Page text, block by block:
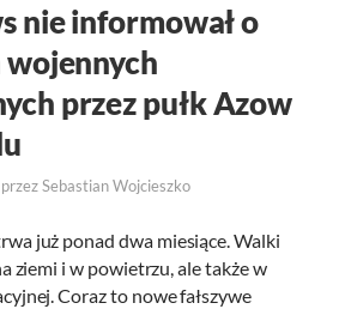
nie informował o
przez pułk Azow
przezSebastian Wojcieszko
już ponad dwa miesiące. Walki
ziemi i w powietrzu, ale także w
Coraz to nowe fałszywe